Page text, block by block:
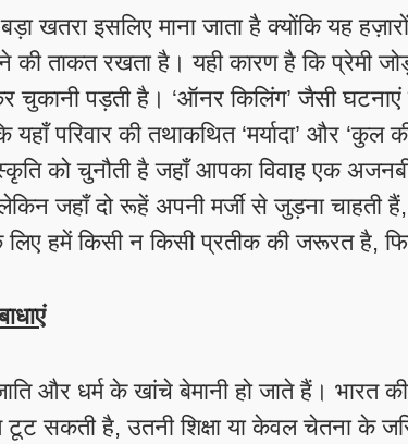
खतरा इसलिए माना जाता है क्योंकि यह
ताकत रखता है। यही कारण है कि प्रेमी
चुकानी पड़ती है। ‘ऑनर किलिंग’ जैसी
परिवार की तथाकथित ‘मर्यादा’ और ‘कुल
को चुनौती है जहाँ आपका विवाह एक
जहाँ दो रूहें अपनी मर्जी से जुड़ना चाहती
हमें किसी न किसी प्रतीक की जरूरत है,
और धर्म के खांचे बेमानी हो जाते हैं। भारत की
सकती है, उतनी शिक्षा या केवल चेतना के